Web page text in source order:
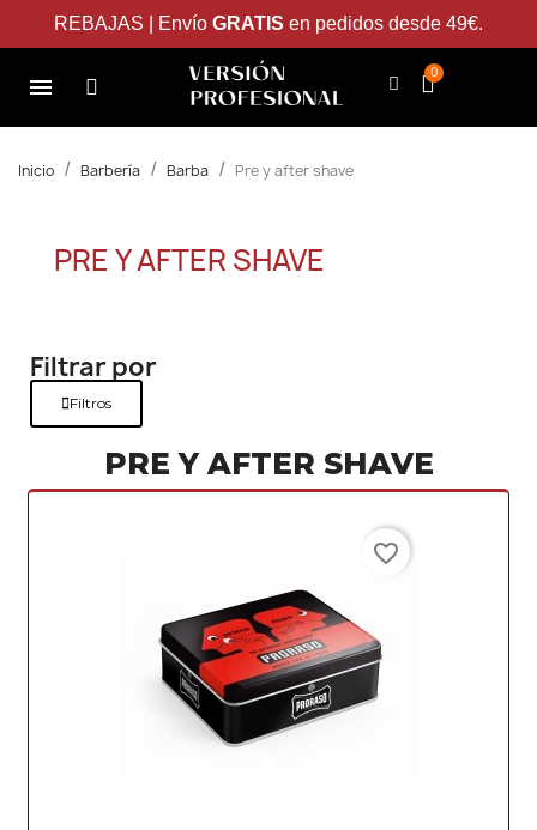
REBAJAS | Envío GRATIS en pedidos desde 49€.
Inicio Barbería Barba Pre y after shave
PRE Y AFTER SHAVE
Filtrar por
Filtros
PRE Y AFTER SHAVE
favorite_border